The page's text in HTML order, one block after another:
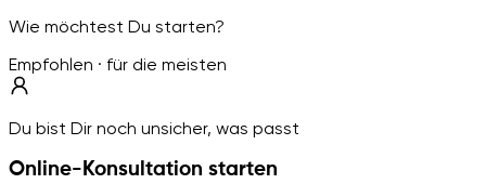
Wie möchtest Du starten?
Empfohlen · für die meisten
Du bist Dir noch unsicher, was passt
Online-Konsultation starten